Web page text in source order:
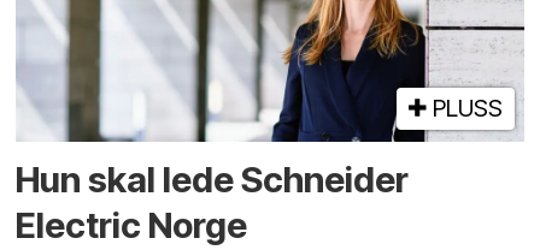
PLUSS
Hun skal lede Schneider
Electric Norge